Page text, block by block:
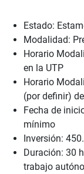
Estado:
Modalidad:
Horario
en la UTP
Horario
(por definir)
Fecha de
mínimo
Inversión:
Duración: 30
trabajo